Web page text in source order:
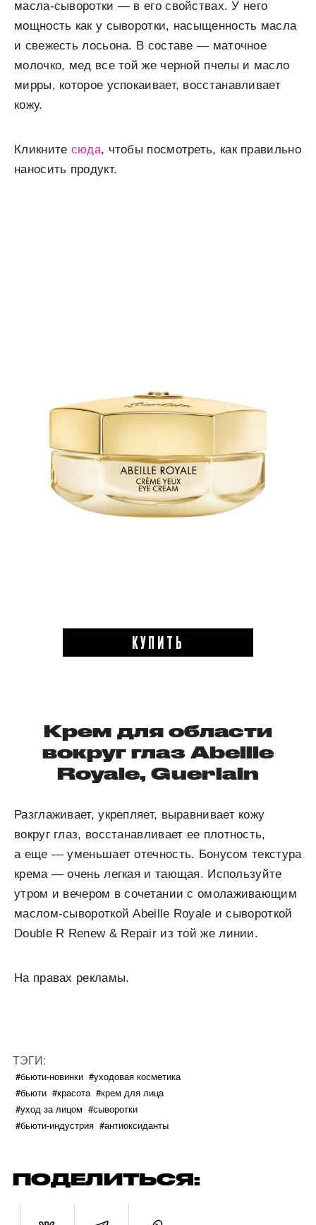
масла-сыворотки — в его свойствах. У него
мощность как у сыворотки, насыщенность масла
и свежесть лосьона. В составе — маточное
молочко, мед все той же черной пчелы и масло
мирры, которое успокаивает, восстанавливает
кожу.
Кликните сюда, чтобы посмотреть, как правильно
наносить продукт.
КУПИТЬ
Крем для области
вокруг глаз Abeille
Royale, Guerlain
Разглаживает, укрепляет, выравнивает кожу
вокруг глаз, восстанавливает ее плотность,
а еще — уменьшает отечность. Бонусом текстура
крема — очень легкая и тающая. Используйте
утром и вечером в сочетании с омолаживающим
маслом-сывороткой Abeille Royale и сывороткой
Double R Renew & Repair из той же линии.
На правах рекламы.
ТЭГИ:
#бьюти-новинки #уходовая косметика
#бьюти #красота #крем для лица
#уход за лицом #сыворотки
#бьюти-индустрия #антиоксиданты
ПОДЕЛИТЬСЯ: